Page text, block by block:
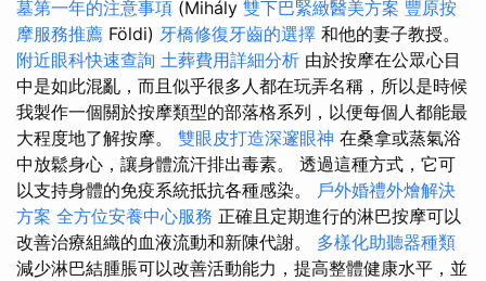
墓第一年的注意事項 (Mihály 雙下巴緊緻醫美方案 豐原按
摩服務推薦 Földi) 牙橋修復牙齒的選擇 和他的妻子教授。
附近眼科快速查詢 土葬費用詳細分析 由於按摩在公眾心目
中是如此混亂，而且似乎很多人都在玩弄名稱，所以是時候
我製作一個關於按摩類型的部落格系列，以便每個人都能最
大程度地了解按摩。 雙眼皮打造深邃眼神 在桑拿或蒸氣浴
中放鬆身心，讓身體流汗排出毒素。 透過這種方式，它可
以支持身體的免疫系統抵抗各種感染。 戶外婚禮外燴解決
方案 全方位安養中心服務 正確且定期進行的淋巴按摩可以
改善治療組織的血液流動和新陳代謝。 多樣化助聽器種類
減少淋巴結腫脹可以改善活動能力，提高整體健康水平，並